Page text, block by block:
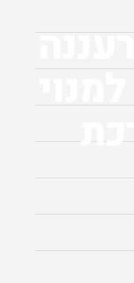
אסתר 4.3.27 רעננה